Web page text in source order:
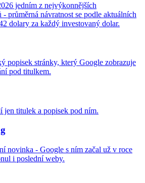
jedním z nejvýkonnějších
průměrná návratnost se podle aktuálních
dolary za každý investovaný dolar.
popisek stránky, který Google zobrazuje
pod titulkem.
titulek a popisek pod ním.
novinka - Google s ním začal už v roce
i poslední weby.